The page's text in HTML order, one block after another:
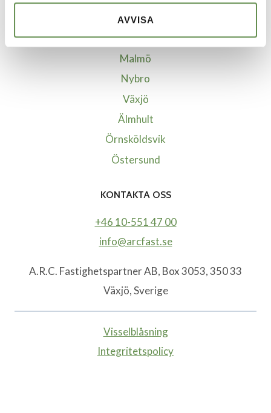
AVVISA
Kalmar
Kristianstad-Åhus
Malmö
Nybro
Växjö
Älmhult
Örnsköldsvik
Östersund
KONTAKTA OSS
+46 10-551 47 00
info@arcfast.se
A.R.C. Fastighetspartner AB, Box 3053, 350 33
Växjö, Sverige
Visselblåsning
Integritetspolicy